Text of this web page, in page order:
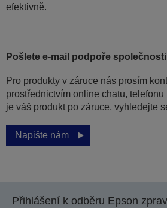
efektivně.
Pošlete e-mail podpoře
Pro produkty v záruce nás prosím
prostřednictvím online chatu,
je váš produkt po záruce, vyhledejte
Napište nám
Přihlášení k odběru Epson